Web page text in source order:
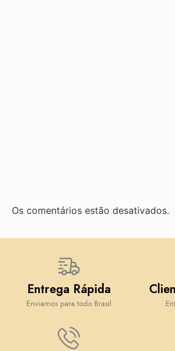
Os comentários estão desativados.
Entrega Rápida
Enviamos para todo Brasil